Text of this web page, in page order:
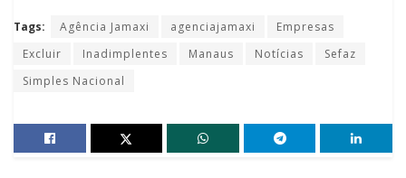
Tags: Agência Jamaxi agenciajamaxi
Empresas
Excluir
Inadimplentes Manaus Notícias
Sefaz
Simples Nacional